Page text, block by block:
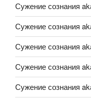
Сужение сознания
Сужение сознания
Сужение сознания
Сужение сознания
Сужение сознания